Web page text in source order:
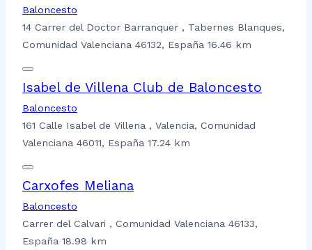
Baloncesto
14 Carrer del Doctor Barranquer , Tabernes Blanques,
Comunidad Valenciana 46132, España 16.46 km
Isabel de Villena Club de Baloncesto
Baloncesto
161 Calle Isabel de Villena , Valencia, Comunidad
Valenciana 46011, España 17.24 km
Carxofes Meliana
Baloncesto
Carrer del Calvari , Comunidad Valenciana 46133,
España 18.98 km